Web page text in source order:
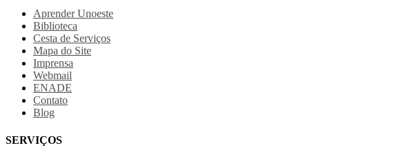
Aprender Unoeste
Biblioteca
Cesta de Serviços
Mapa do Site
Imprensa
Webmail
ENADE
Contato
Blog
SERVIÇOS